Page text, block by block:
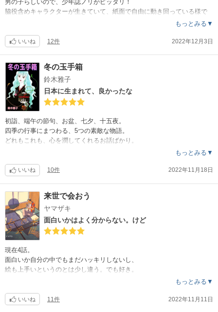
人には隠している弱い所を癒やしてくれる様な作品でした。
誰にもモフは必要で、誰かのモフになれたら幸せですね。
こちらを読まれたら『僕たちの〜』も、是非読んで頂きたいです。
男の子らしいので、少年誌ノリがピッタリ！
脇役含めキャラクターが生きていて、紙面で自由に動き回っている様で
エロさはほぼ無いし、いきなり思わぬ展開がぶっ込まれて来るんだけど
楽しくバタつきつつも、恋する気持ちの表現がとても丁寧で、ときめい
たりキュンとしました。
何しろ絵が抜群に上手いので、表情ひとつでグッとくるというコマが多
々ありました。
短編の千尋君の話も、表情で伝わるものが切なくて切なくて。とても良
かったな…。
もっとみる▼
いいね 12件 2022年12月3日
冬の玉手箱
鈴木雅子
日本に生まれて、良かったな
初詣、端午の節句、お盆、七夕、十五夜。
四季の行事にまつわる、5つの素敵な物語。
どれもこれも、心を潤してくれるお話ばかり。
まるで自分の人生を振り返っているように、入り込んでしまう。
そんでもって、昭和に生まれて良かったな。
もっとみる▼
いいね 10件 2022年11月18日
来世で会おう
ヤマザキ
面白いかはよく分からない。けど
現在4話。
面白いか自分の中でもまだハッキリしないし、
絵も上手いというのとは少し違う。でも好き。
もっとみる▼
いいね 11件 2022年11月11日